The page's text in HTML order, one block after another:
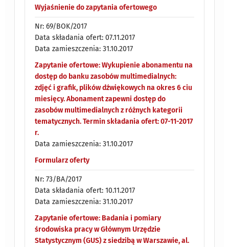
Wyjaśnienie do zapytania ofertowego
Nr: 69/BOK/2017
Data składania ofert: 07.11.2017
Data zamieszczenia: 31.10.2017
Zapytanie ofertowe: Wykupienie abonamentu na
dostęp do banku zasobów multimedialnych:
zdjęć i grafik, plików dźwiękowych na okres 6 ciu
miesięcy. Abonament zapewni dostęp do
zasobów multimedialnych z różnych kategorii
tematycznych. Termin składania ofert: 07-11-2017
r.
Data zamieszczenia: 31.10.2017
Formularz oferty
Nr: 73/BA/2017
Data składania ofert: 10.11.2017
Data zamieszczenia: 31.10.2017
Zapytanie ofertowe: Badania i pomiary
środowiska pracy w Głównym Urzędzie
Statystycznym (GUS) z siedzibą w Warszawie, al.